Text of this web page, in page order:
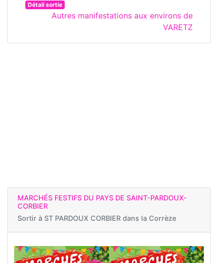
Détail sortie
Autres manifestations aux environs de
VARETZ
MARCHÉS FESTIFS DU PAYS DE SAINT-PARDOUX-
CORBIER
Sortir à ST PARDOUX CORBIER dans la Corrèze